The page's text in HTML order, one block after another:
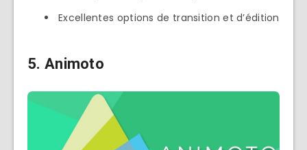
Excellentes options de transition et d’édition
5. Animoto